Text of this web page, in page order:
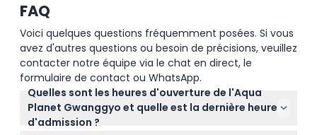
Heures d'ouverture
À savoir
Emplacement
FAQ
Voici quelques questions fréquemment posées. Si vous
avez d'autres questions ou besoin de précisions, veuillez
contacter notre équipe via le chat en direct, le
formulaire de contact ou WhatsApp.
Quelles sont les heures d'ouverture de l'Aqua
Planet Gwanggyo et quelle est la dernière heure
d'admission ?